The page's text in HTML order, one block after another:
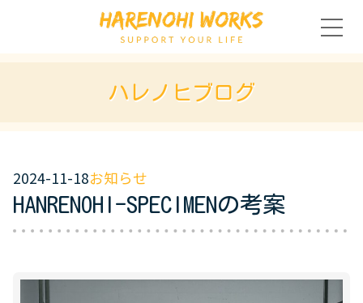
ハレノヒブログ
2024-11-18お知らせ
HANRENOHI-SPECIMENの考案